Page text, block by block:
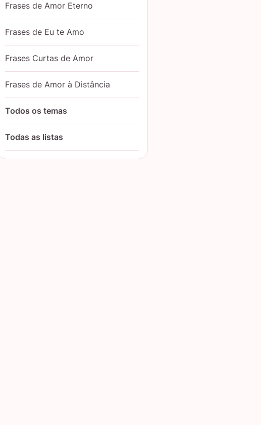
Frases de Amor Eterno
Frases de Eu te Amo
Frases Curtas de Amor
Frases de Amor à Distância
Todos os temas
Todas as listas